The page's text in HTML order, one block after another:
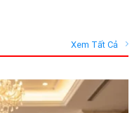
Xem Tất Cả